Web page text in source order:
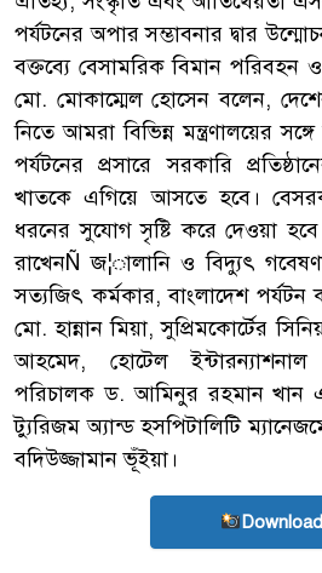
পর্যটনের অপার সম্ভাবনার দ্বার
বক্তব্যে বেসামরিক বিমান পরিবহন ও
মো. মোকাম্মেল হোসেন বলেন,
নিতে আমরা বিভিন্ন মন্ত্রণালয়ের
পর্যটনের প্রসারে সরকারি
খাতকে এগিয়ে আসতে হবে।
ধরনের সুযোগ সৃষ্টি করে দেওয়া
রাখেনÑ জ¦ালানি ও বিদ্যুৎ
সত্যজিৎ কর্মকার, বাংলাদেশ পর্যটন
মো. হান্নান মিয়া, সুপ্রিমকোর্টের
আহমেদ, হোটেল ইন্টারন্যাশনাল
পরিচালক ড. আমিনুর রহমান খান
ট্যুরিজম অ্যান্ড হসপিটালিটি
বদিউজ্জামান ভূঁইয়া।
Download